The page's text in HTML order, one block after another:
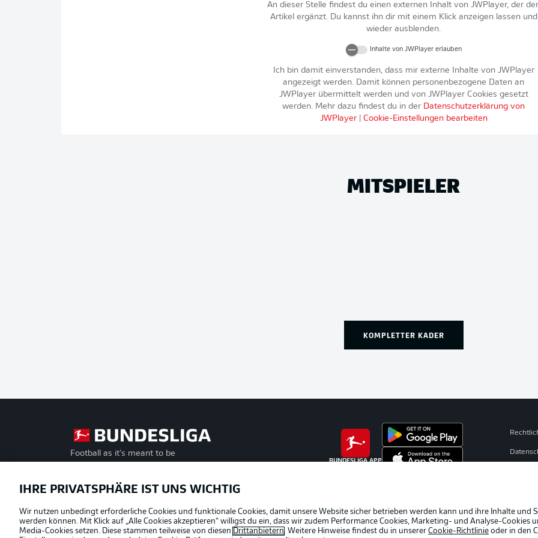
An dieser Stelle findest du einen externen Inhalt von JWPlayer, der
Artikel ergänzt. Du kannst ihn dir mit einem Klick anzeigen lassen und
wieder ausblenden.
Inhalte von JWPlayererlauben
Ich bin damit einverstanden, dass mir externe Inhalte von JWPlayer
angezeigt werden. Damit können personenbezogene Daten an
JWPlayerübermittelt werden und von JWPlayerCookies gesetzt
werden. Mehr dazu findest du in der Datenschutzerklärung von
JWPlayer| Cookie-Einstellungen bearbeiten
MITSPIELER
KOMPLETTER KADER
Football as it's meant to be
BUNDESLIGA APP
Offizielle Partner
Partner
IHRE PRIVATSPHÄRE IST UNS WICHTIG
Wir nutzen unbedingt erforderliche Cookies und funktionale Cookies, damit unsere Website sicher betrieben werden kann und ihre Inhalte und
werden können. Mit Klick auf „Alle Cookies akzeptieren“ willigst du ein, dass wir zudem Performance Cookies, Marketing- und Analyse-Cookies
Media-Cookies setzen. Diese stammen teilweise von diesen Drittanbietern. Weitere Hinweise findest du in unserer Cookie-Richtlinie oder in den